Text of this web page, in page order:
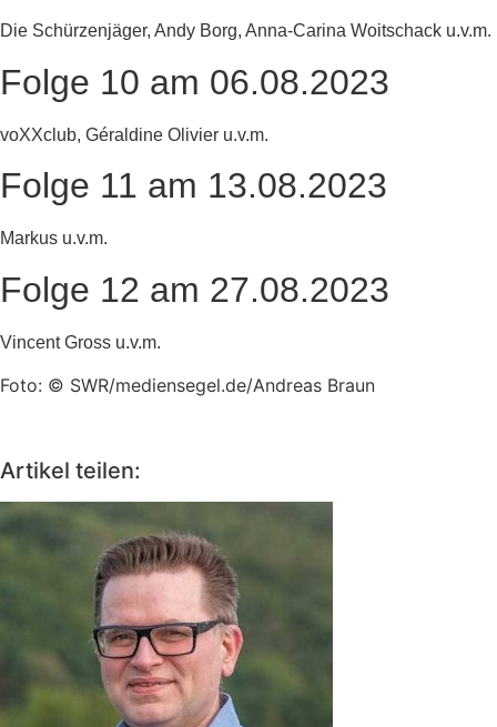
Die Schürzenjäger, Andy Borg, Anna-Carina Woitschack u.v.m.
Folge 10 am 06.08.2023
voXXclub, Géraldine Olivier u.v.m.
Folge 11 am 13.08.2023
Markus u.v.m.
Folge 12 am 27.08.2023
Vincent Gross u.v.m.
Foto: © SWR/mediensegel.de/Andreas Braun
Artikel teilen: